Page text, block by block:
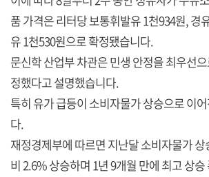
품 가격은 리터당 보통휘발유 1천934원, 경
유 1천530원으로 확정됐습니다.
문신학 산업부 차관은 민생 안정을 최우선
정했다고 설명했습니다.
특히 유가 급등이 소비자물가 상승으로 이
다.
재정경제부에 따르면 지난달 소비자물가 상
비 2.6% 상승하며 1년 9개월 만에 최고 상